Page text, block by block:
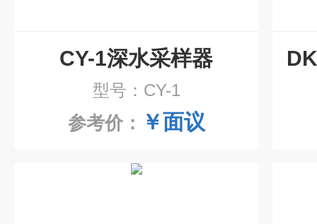
CY-1深水采样器
型号：CY-1
参考价： ￥面议